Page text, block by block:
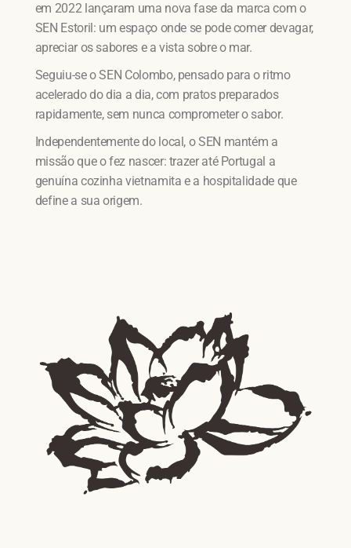
em 2022 lançaram uma nova fase da marca com o
SEN Estoril: um espaço onde se pode comer devagar,
apreciar os sabores e a vista sobre o mar.
Seguiu-se o SEN Colombo, pensado para o ritmo
acelerado do dia a dia, com pratos preparados
rapidamente, sem nunca comprometer o sabor.
Independentemente do local, o SEN mantém a
missão que o fez nascer: trazer até Portugal a
genuína cozinha vietnamita e a hospitalidade que
define a sua origem.